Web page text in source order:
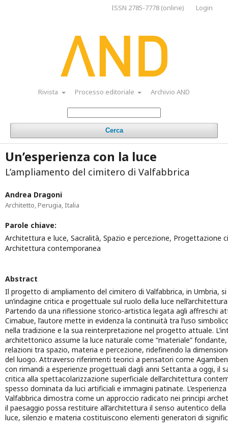
Rivista Processo editoriale Archivio AND
Cerca
ISSN 2785-7778 (online) Login
Un’esperienza con la luce
L’ampliamento del cimitero di Valfabbrica
Andrea Dragoni
Architetto, Perugia, Italia
Parole chiave:
Architettura e luce, Sacralità, Spazio e percezione, Progettazione
Architettura contemporanea
Abstract
Il progetto di ampliamento del cimitero di Valfabbrica, in Umbria,
un’indagine critica e progettuale sul ruolo della luce
Partendo da una riflessione storico-artistica legata agli affreschi
Cimabue, l’autore mette in evidenza la continuità tra l’uso
nella tradizione e la sua reinterpretazione nel progetto attuale.
architettonico assume la luce naturale come “materiale”
relazioni tra spazio, materia e percezione, ridefinendo la
del luogo. Attraverso riferimenti teorici a pensatori come
con rimandi a esperienze progettuali dagli anni Settanta a oggi, il
critica alla spettacolarizzazione superficiale dell’architettura
spesso dominata da luci artificiali e immagini patinate.
Valfabbrica dimostra come un approccio radicato nei principi
il paesaggio possa restituire all’architettura il senso autentico
luce, silenzio e materia costituiscono elementi generatori di